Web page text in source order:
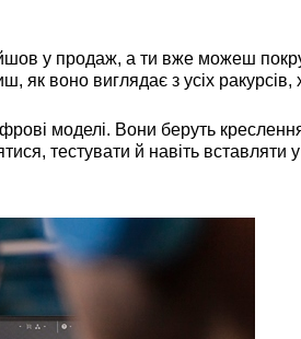
у продаж, а ти вже можеш
як воно виглядає з усіх ракурсів,
моделі. Вони беруть
тестувати й навіть вставляти у